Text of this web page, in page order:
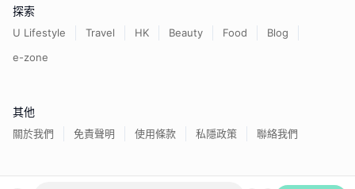
探索
U Lifestyle Travel HK Beauty Food
Blog
e-zone
其他
關於我們 免責聲明 使用條款 私隱政策 聯絡我們